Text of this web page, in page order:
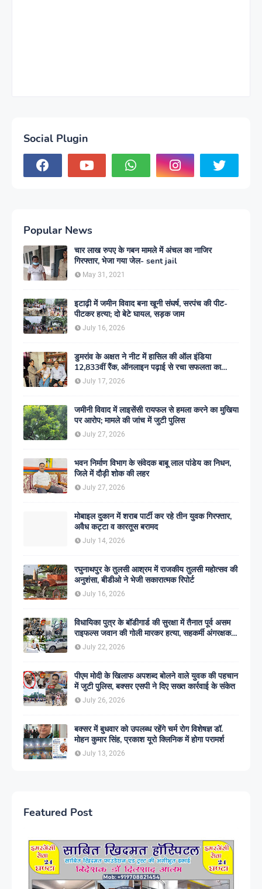
Social Plugin
Popular News
चार लाख रुपए के गबन मामले में अंचल का नाजिर
गिरफ्तार, भेजा गया जेल- sent jail
May 31, 2021
इटाढ़ी में जमीन विवाद बना खूनी संघर्ष, सरपंच की पीट-
पीटकर हत्या; दो बेटे घायल, सड़क जाम
July 16, 2026
डुमरांव के अक्षत ने नीट में हासिल की ऑल इंडिया
12,833वीं रैंक, ऑनलाइन पढ़ाई से रचा सफलता का
इतिहास
July 17, 2026
जमीनी विवाद में लाइसेंसी रायफल से हमला करने का मुखिया
पर आरोप; मामले की जांच में जुटी पुलिस
July 27, 2026
भवन निर्माण विभाग के संवेदक बाबू लाल पांडेय का निधन,
जिले में दौड़ी शोक की लहर
July 27, 2026
मोबाइल दुकान में शराब पार्टी कर रहे तीन युवक गिरफ्तार,
अवैध कट्टा व कारतूस बरामद
July 14, 2026
रघुनाथपुर के तुलसी आश्रम में राजकीय तुलसी महोत्सव की
अनुशंसा, बीडीओ ने भेजी सकारात्मक रिपोर्ट
July 16, 2026
विधायिका पुत्र के बॉडीगार्ड की सुरक्षा में तैनात पूर्व असम
राइफल्स जवान की गोली मारकर हत्या, सहकर्मी अंगरक्षक
गिरफ्तार
July 22, 2026
पीएम मोदी के खिलाफ अपशब्द बोलने वाले युवक की पहचान
में जुटी पुलिस, बक्सर एसपी ने दिए सख्त कार्रवाई के संकेत
July 26, 2026
बक्सर में बुधवार को उपलब्ध रहेंगे चर्म रोग विशेषज्ञ डॉ.
मोहन कुमार सिंह, प्रकाश यूरो क्लिनिक में होगा परामर्श
July 13, 2026
Featured Post